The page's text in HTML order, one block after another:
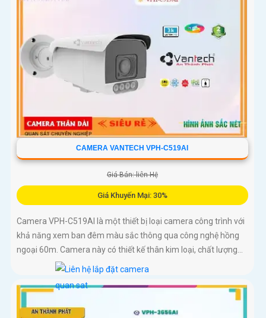
CAMERA VANTECH VPH-C519AI
Giá Bán: liên Hệ
Giá Khuyến Mại: 30%
Camera VPH-C519AI là một thiết bị loại camera công trình với
khả năng xem ban đêm màu sắc thông qua công nghệ hồng
ngoại 60m. Camera này có thiết kế thân kim loại, chất lượng...